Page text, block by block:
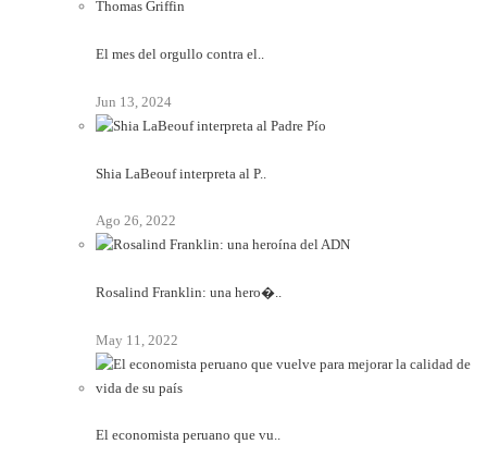
El mes del orgullo contra el..
Jun 13, 2024
Shia LaBeouf interpreta al P..
Ago 26, 2022
Rosalind Franklin: una hero�..
May 11, 2022
El economista peruano que vu..